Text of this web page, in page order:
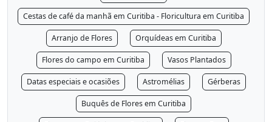
Cestas de café da manhã em Curitiba - Floricultura em Curitiba
Arranjo de Flores Orquídeas em Curitiba
Flores do campo em Curitiba Vasos Plantados
Datas especiais e ocasiões Astromélias Gérberas
Buquês de Flores em Curitiba